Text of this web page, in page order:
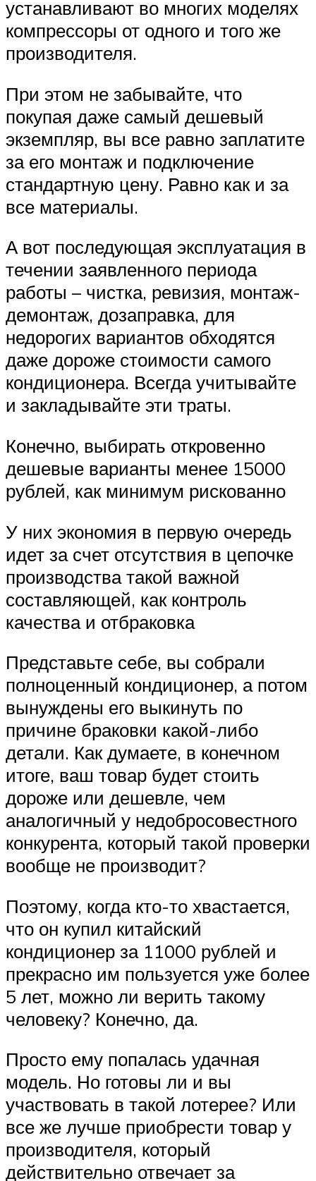
устанавливают во многих моделях
компрессоры от одного и того же
производителя.
При этом не забывайте, что
покупая даже самый дешевый
экземпляр, вы все равно заплатите
за его монтаж и подключение
стандартную цену. Равно как и за
все материалы.
А вот последующая эксплуатация в
течении заявленного периода
работы – чистка, ревизия, монтаж-
демонтаж, дозаправка, для
недорогих вариантов обходятся
даже дороже стоимости самого
кондиционера. Всегда учитывайте
и закладывайте эти траты.
Конечно, выбирать откровенно
дешевые варианты менее 15000
рублей, как минимум рискованно
У них экономия в первую очередь
идет за счет отсутствия в цепочке
производства такой важной
составляющей, как контроль
качества и отбраковка
Представьте себе, вы собрали
полноценный кондиционер, а потом
вынуждены его выкинуть по
причине браковки какой-либо
детали. Как думаете, в конечном
итоге, ваш товар будет стоить
дороже или дешевле, чем
аналогичный у недобросовестного
конкурента, который такой проверки
вообще не производит?
Поэтому, когда кто-то хвастается,
что он купил китайский
кондиционер за 11000 рублей и
прекрасно им пользуется уже более
5 лет, можно ли верить такому
человеку? Конечно, да.
Просто ему попалась удачная
модель. Но готовы ли и вы
участвовать в такой лотерее? Или
все же лучше приобрести товар у
производителя, который
действительно отвечает за